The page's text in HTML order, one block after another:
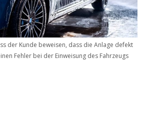
der Kunde beweisen, dass die Anlage defekt
Fehler bei der Einweisung des Fahrzeugs